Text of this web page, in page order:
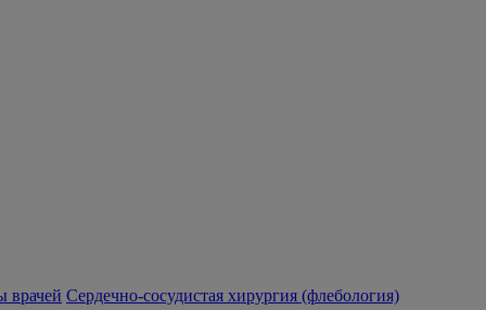
врачей Сердечно-сосудистая хирургия (флебология)